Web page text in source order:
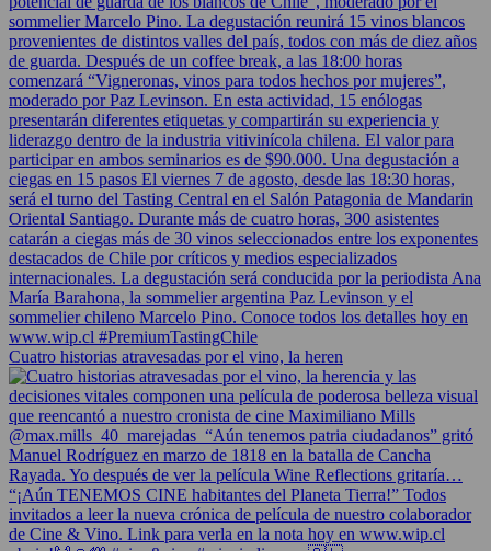
Cuatro historias atravesadas por el vino, la heren